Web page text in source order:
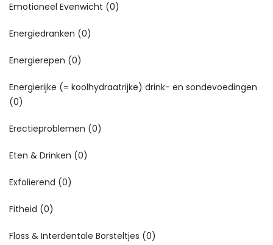
Emotioneel Evenwicht (0)
Energiedranken (0)
Energierepen (0)
Energierijke (= koolhydraatrijke) drink- en sondevoedingen
(0)
Erectieproblemen (0)
Eten & Drinken (0)
Exfolierend (0)
Fitheid (0)
Floss & Interdentale Borsteltjes (0)